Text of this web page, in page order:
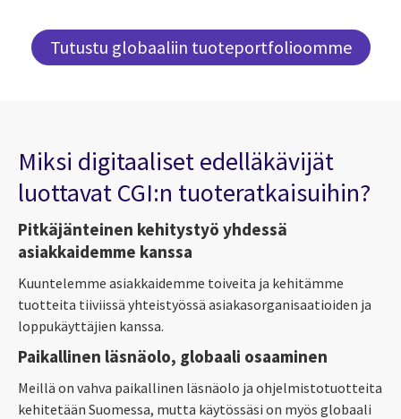
Tutustu globaaliin tuoteportfolioomme
Miksi digitaaliset edelläkävijät
luottavat CGI:n tuoteratkaisuihin?
Pitkäjänteinen kehitystyö yhdessä
asiakkaidemme kanssa
Kuuntelemme asiakkaidemme toiveita ja kehitämme
tuotteita tiiviissä yhteistyössä asiakasorganisaatioiden ja
loppukäyttäjien kanssa.
Paikallinen läsnäolo, globaali osaaminen
Meillä on vahva paikallinen läsnäolo ja ohjelmistotuotteita
kehitetään Suomessa, mutta käytössäsi on myös globaali